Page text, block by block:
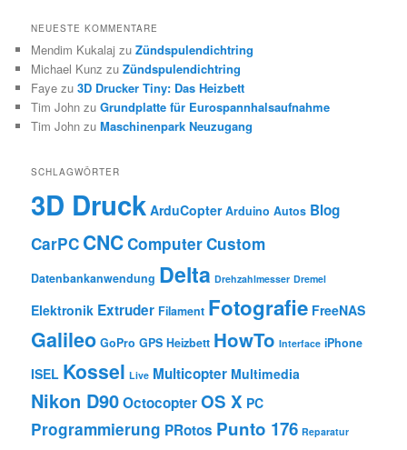
NEUESTE KOMMENTARE
Mendim Kukalaj zuZündspulendichtring
Michael Kunz zuZündspulendichtring
Faye zu3D Drucker Tiny: Das Heizbett
Tim John zuGrundplatte für Eurospannhalsaufnahme
Tim John zuMaschinenpark Neuzugang
SCHLAGWÖRTER
3D Druck ArduCopter Arduino Autos Blog
CarPC CNCComputerCustom
Datenbankanwendung Delta Drehzahlmesser Dremel
Elektronik Extruder Filament Fotografie FreeNAS
Galileo GoPro GPS Heizbett HowTo Interface iPhone
ISEL Kossel Live Multicopter Multimedia
Nikon D90OctocopterOS X PC
Programmierung PRotos Punto 176 Reparatur